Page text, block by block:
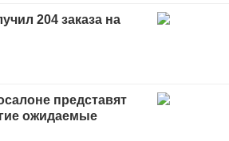
204 заказа на
представят
ожидаемые